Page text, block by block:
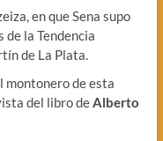
en que Sena supo
de la Tendencia
de La Plata.
montonero de esta
del libro deAlberto